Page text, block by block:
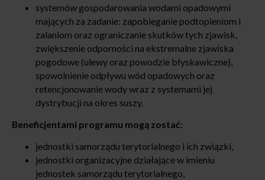
systemów gospodarowania wodami opadowymi
mających za zadanie: zapobieganie podtopieniom i
zalaniom oraz ograniczanie skutków tych zjawisk,
zwiększenie odporności na ekstremalne zjawiska
pogodowe (ulewy oraz powodzie błyskawiczne),
spowolnienie odpływu wód opadowych oraz
retencjonowanie wody wraz z systemami jej
dystrybucji na okres suszy.
Beneficjentami programu mogą zostać:
jednostki samorządu terytorialnego i ich związki,
jednostki organizacyjne działające w imieniu
jednostek samorządu terytorialnego,